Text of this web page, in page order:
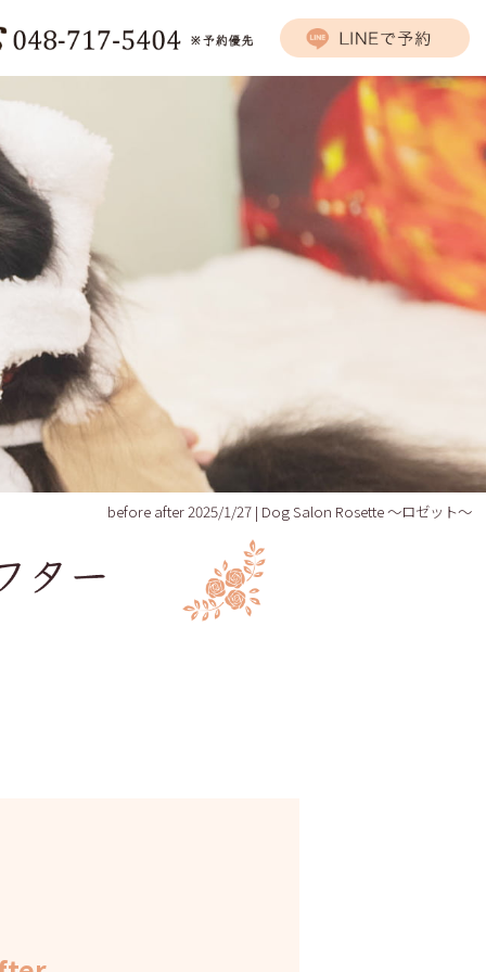
before after 2025/1/27 | Dog Salon Rosette ～ロゼット～